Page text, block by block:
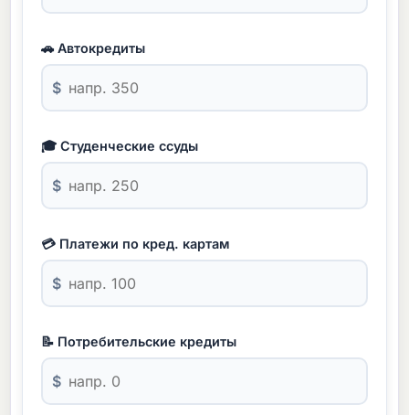
🚗 Автокредиты
$
🎓 Студенческие ссуды
$
💳 Платежи по кред. картам
$
📝 Потребительские кредиты
$